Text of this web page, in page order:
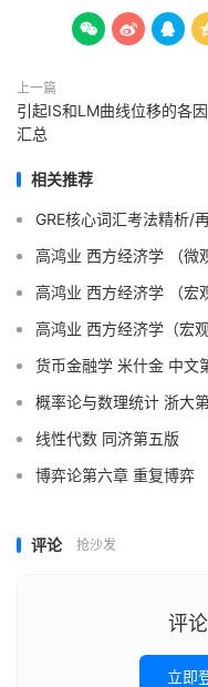
  
上一篇
引起IS和LM曲线位移的各
汇总
相关推荐
GRE核心词汇考法精析/
高鸿业 西方经济学 （微
高鸿业 西方经济学 （宏
高鸿业 西方经济学（宏
货币金融学 米什金 中文
概率论与数理统计 浙大
线性代数 同济第五版
博弈论第六章 重复博弈
评论 抢沙发
评
立即